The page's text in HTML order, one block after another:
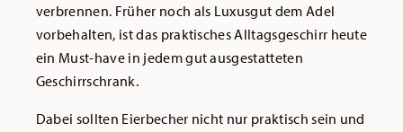
verbrennen. Früher noch als Luxusgut dem Adel
vorbehalten, ist das praktisches Alltagsgeschirr heute
ein Must-have in jedem gut ausgestatteten
Geschirrschrank.
Dabei sollten Eierbecher nicht nur praktisch sein und